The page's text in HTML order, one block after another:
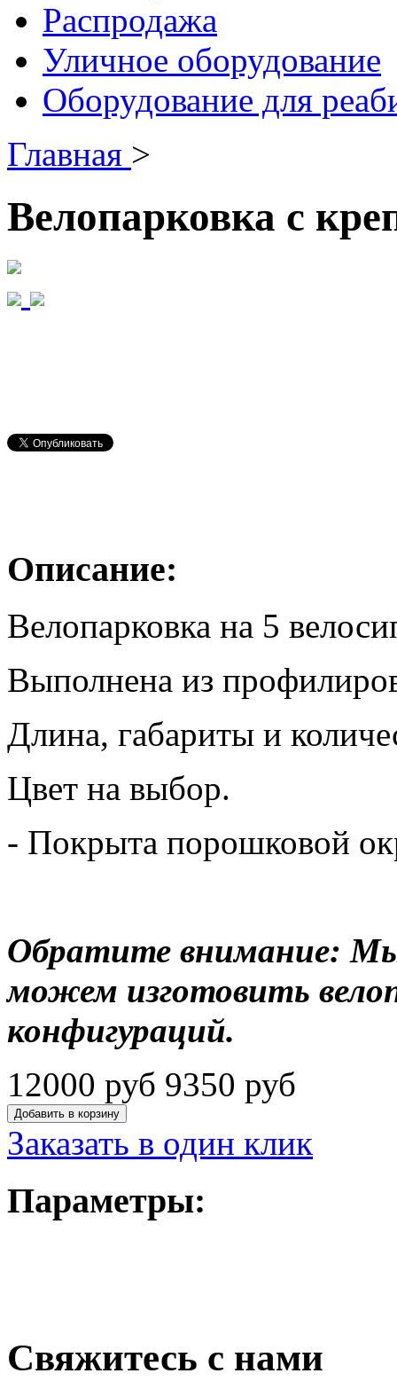
Распродажа
Уличное оборудование
Оборудование для
Главная >
Велопарковка с
Описание:
Велопарковка на 5
Выполнена из
Длина, габариты и
Цвет на выбор.
- Покрыта порошковой
Обратите внимание: Мы
можем изготовить
конфигураций.
12000 руб 9350 руб
Заказать в один клик
Параметры:
Свяжитесь с нами